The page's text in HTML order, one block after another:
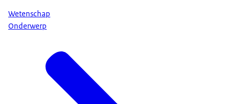
Wetenschap
Onderwerp